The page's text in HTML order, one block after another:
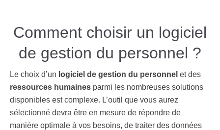
Comment choisir un logiciel
de gestion du personnel ?
Le choix d’un logiciel de gestion du personnel et des
ressources humaines parmi les nombreuses solutions
disponibles est complexe. L’outil que vous aurez
sélectionné devra être en mesure de répondre de
manière optimale à vos besoins, de traiter des données